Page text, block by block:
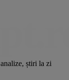
știri la zi